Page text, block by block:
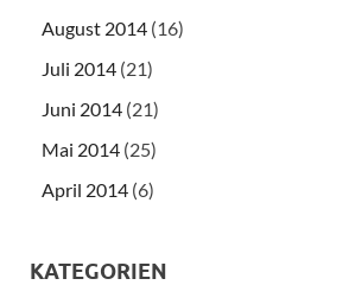
August 2014 (16)
Juli 2014 (21)
Juni 2014 (21)
Mai 2014 (25)
April 2014 (6)
KATEGORIEN